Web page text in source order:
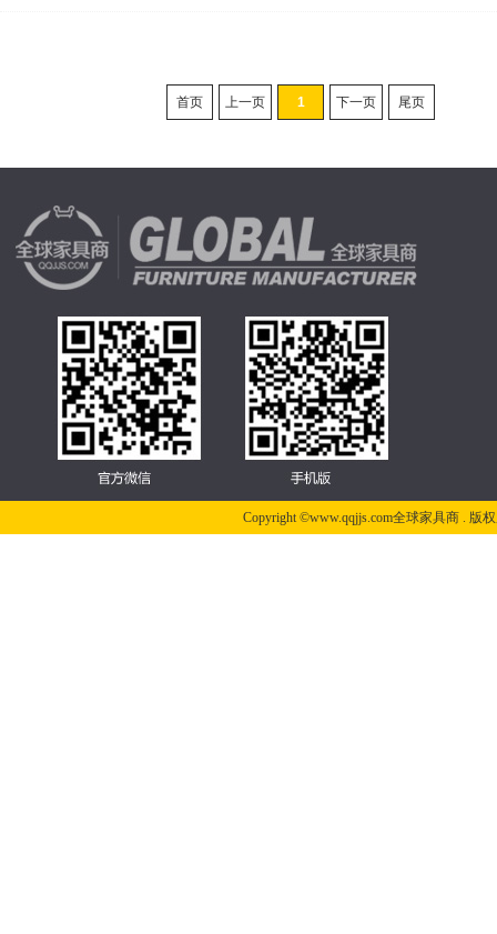
首页 上一页 1 下一页 尾页
Copyright ©www.qqjjs.com全球家具商 . 版